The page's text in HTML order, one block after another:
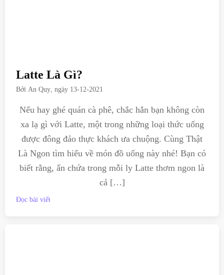
Latte Là Gì?
BởiAn Quy, ngày 13-12-2021
Nếu hay ghé quán cà phê, chắc hẳn bạn không còn
xa lạ gì với Latte, một trong những loại thức uống
được đông đảo thực khách ưa chuộng. Cùng Thật
Là Ngon tìm hiểu về món đồ uống này nhé! Bạn có
biết rằng, ẩn chứa trong mỗi ly Latte thơm ngon là
cả […]
Đọc bài viết